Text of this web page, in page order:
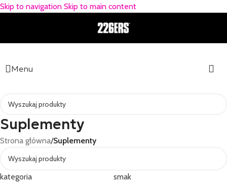
Skip to navigation Skip to main content
Menu
Suplementy
Strona główna/Suplementy
kategoria
smak